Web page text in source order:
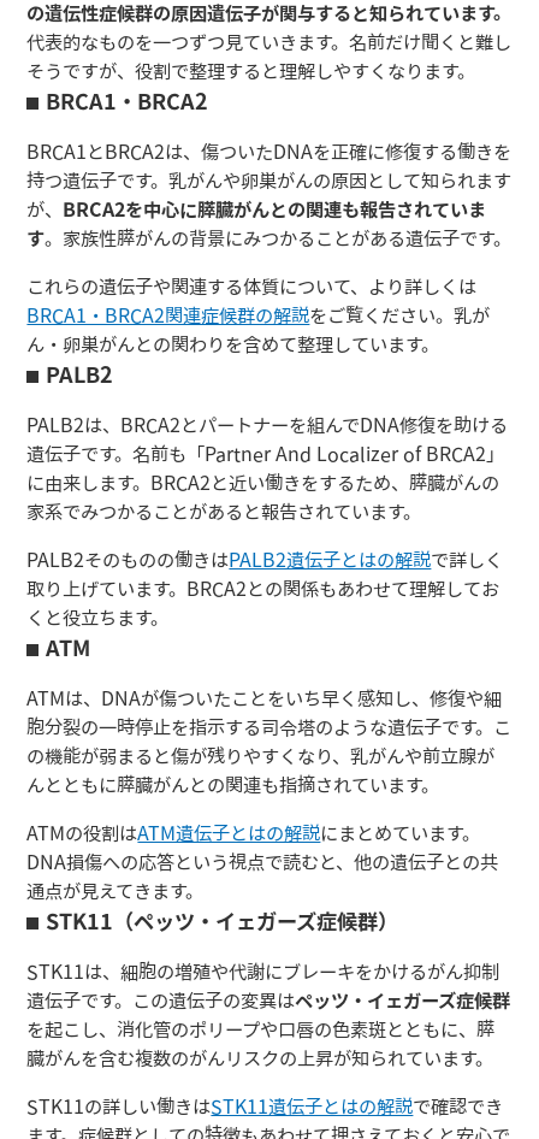
の遺伝性症候群の原因遺伝子が関与すると知られています。
代表的なものを一つずつ見ていきます。名前だけ聞くと難し
そうですが、役割で整理すると理解しやすくなります。
BRCA1・BRCA2
BRCA1とBRCA2は、傷ついたDNAを正確に修復する働きを
持つ遺伝子です。乳がんや卵巣がんの原因として知られます
が、 BRCA2を中心に膵臓がんとの関連も報告されていま
す。家族性膵がんの背景にみつかることがある遺伝子です。
これらの遺伝子や関連する体質について、より詳しくは
BRCA1・BRCA2関連症候群の解説をご覧ください。乳が
ん・卵巣がんとの関わりを含めて整理しています。
PALB2
PALB2は、BRCA2とパートナーを組んでDNA修復を助ける
遺伝子です。名前も「Partner And Localizer of BRCA2」
に由来します。BRCA2と近い働きをするため、膵臓がんの
家系でみつかることがあると報告されています。
PALB2そのものの働きはPALB2遺伝子とはの解説で詳しく
取り上げています。BRCA2との関係もあわせて理解してお
くと役立ちます。
ATM
ATMは、DNAが傷ついたことをいち早く感知し、修復や細
胞分裂の一時停止を指示する司令塔のような遺伝子です。こ
の機能が弱まると傷が残りやすくなり、乳がんや前立腺が
んとともに膵臓がんとの関連も指摘されています。
ATMの役割はATM遺伝子とはの解説にまとめています。
DNA損傷への応答という視点で読むと、他の遺伝子との共
通点が見えてきます。
STK11（ペッツ・イェガーズ症候群）
STK11は、細胞の増殖や代謝にブレーキをかけるがん抑制
遺伝子です。この遺伝子の変異はペッツ・イェガーズ症候群
を起こし、消化管のポリープや口唇の色素斑とともに、膵
臓がんを含む複数のがんリスクの上昇が知られています。
STK11の詳しい働きはSTK11遺伝子とはの解説で確認でき